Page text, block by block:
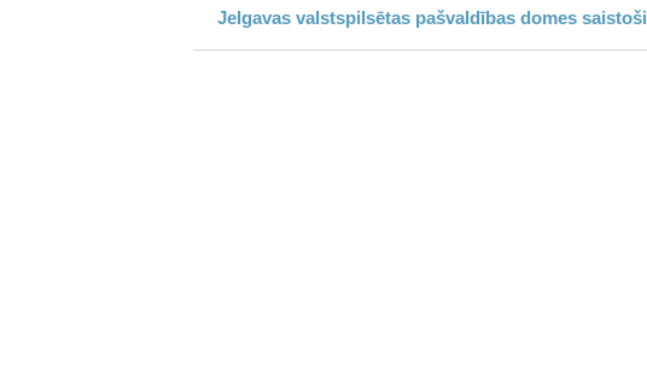
Jelgavas valstspilsētas pašvaldības domes